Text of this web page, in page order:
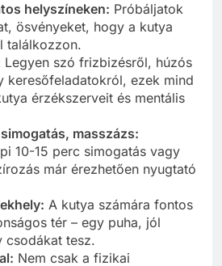
helyszíneken: Próbáljatok
ösvényeket, hogy a kutya
találkozzon.
Legyen szó frizbizésről, húzós
keresőfeladatokról, ezek mind
érzékszerveit és mentális
masszázs:
10-15 perc simogatás vagy
már érezhetően nyugtató
A kutya számára fontos
tér – egy puha, jól
csodákat tesz.
Nem csak a fizikai